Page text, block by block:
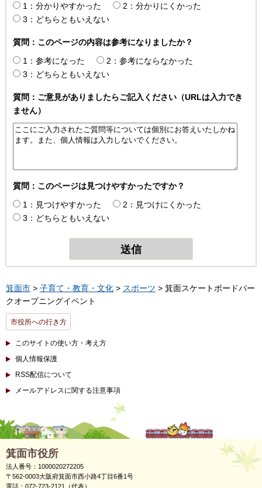
1：分かりやすかった
2：分かりにくかった
3：どちらともいえない
質問：このページの内容は参考になりましたか？
1：参考になった
2：参考にならなかった
3：どちらともいえない
質問：ご意見がありましたらご記入ください（URLは入力でき
ません）
質問：このページは見つけやすかったですか？
1：見つけやすかった
2：見つけにくかった
3：どちらともいえない
箕面市 > 子育て・教育・文化 > スポーツ > 箕面スケートボードパー
クオープニングイベント
市役所への行き方
このサイトの使い方・考え方
個人情報保護
RSS配信について
メールアドレスに関する注意事項
箕面市役所
法人番号：1000020272205
〒562-0003大阪府箕面市西小路4丁目6番1号
電話：072-723-2121（代表）